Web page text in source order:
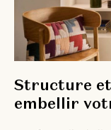
Structure
embellir